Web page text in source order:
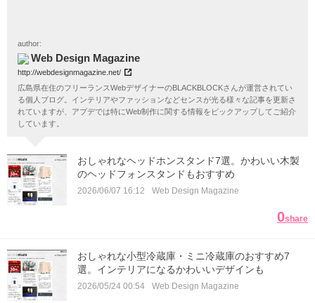
author:
Web Design Magazine
http://webdesignmagazine.net/
広島県在住のフリーランスWebデザイナーのBLACKBLOCKさんが運営されてい
る個人ブログ。インテリアやファッションなどセンスが光る様々な記事を更新さ
れていますが、アプデでは特にWeb制作に関する情報をピックアップしてご紹介
しています。
おしゃれなヘッドホンスタンド7選。かわいい木製
のヘッドフォンスタンドもおすすめ
2026/06/07 16:12 Web Design Magazine
0share
おしゃれな小型冷蔵庫・ミニ冷蔵庫のおすすめ7
選。インテリアになるかわいいデザインも
2026/05/24 00:54 Web Design Magazine